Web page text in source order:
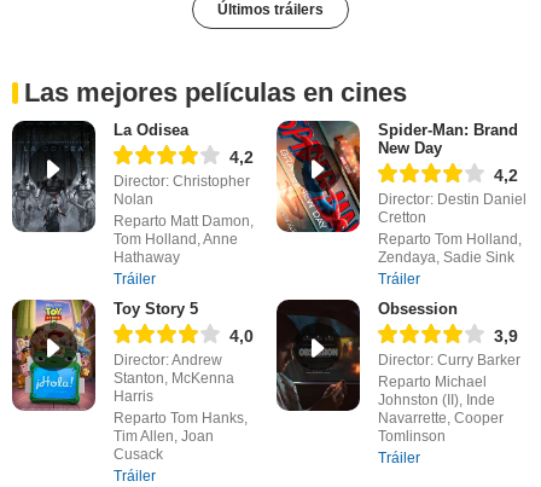
Últimos tráilers
Las mejores películas en cines
La Odisea
4,2
Director: Christopher
Nolan
Reparto Matt Damon,
Tom Holland, Anne
Hathaway
Tráiler
Spider-Man: Brand
New Day
4,2
Director: Destin Daniel
Cretton
Reparto Tom Holland,
Zendaya, Sadie Sink
Tráiler
Toy Story 5
4,0
Director: Andrew
Stanton, McKenna
Harris
Reparto Tom Hanks,
Tim Allen, Joan
Cusack
Tráiler
Obsession
3,9
Director: Curry Barker
Reparto Michael
Johnston (II), Inde
Navarrette, Cooper
Tomlinson
Tráiler